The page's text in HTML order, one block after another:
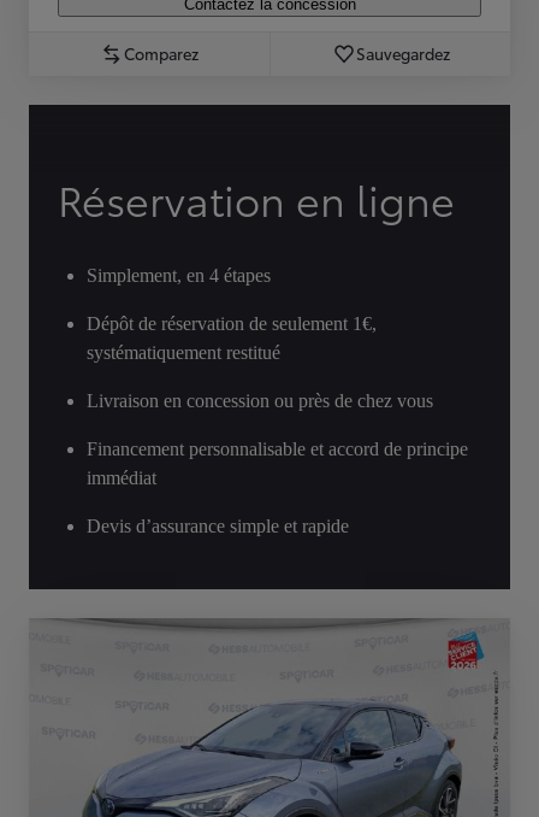
Contactez la concession
Comparez Sauvegardez
Réservation en ligne
Simplement, en 4 étapes
Dépôt de réservation de seulement 1€,
systématiquement restitué
Livraison en concession ou près de chez vous
Financement personnalisable et accord de principe
immédiat
Devis d’assurance simple et rapide